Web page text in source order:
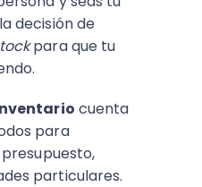
decisión de
para que tu
cuenta
para
particulares.